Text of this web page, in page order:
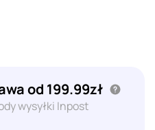
od 199.99zł
wysyłki Inpost